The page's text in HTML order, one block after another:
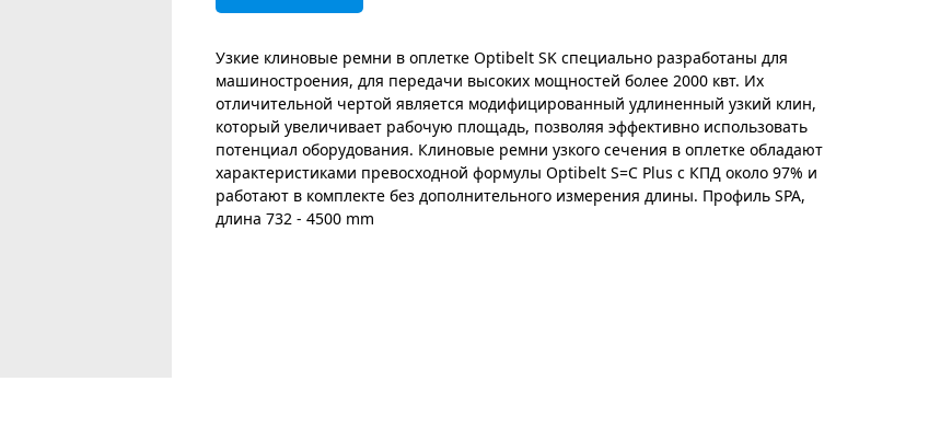
Узкие клиновые ремни в оплетке Optibelt SK специально разработаны для
машиностроения, для передачи высоких мощностей более 2000 квт. Их
отличительной чертой является модифицированный удлиненный узкий клин,
который увеличивает рабочую площадь, позволяя эффективно использовать
потенциал оборудования. Клиновые ремни узкого сечения в оплетке обладают
характеристиками превосходной формулы Optibelt S=C Plus с КПД около 97% и
работают в комплекте без дополнительного измерения длины. Профиль SPA,
длина 732 - 4500 mm